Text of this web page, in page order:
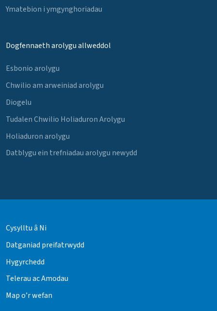
Ymatebion i ymgynghoriadau
Dogfennaeth arolygu allweddol
Esbonio arolygu
Chwilio am arweiniad arolygu
Diogelu
Tudalen Chwilio Holiaduron Arolygu
Holiaduron arolygu
Datblygu ein trefniadau arolygu newydd
Cysylltu â Ni
Datganiad preifatrwydd
Hygyrchedd
Telerau ac Amodau
Map o’r wefan